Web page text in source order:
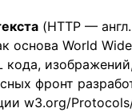
(HTTP —
основа World
фронт
w3.org/